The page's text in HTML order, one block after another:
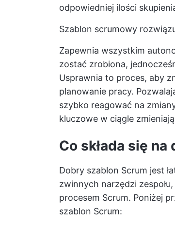
odpowiedniej ilości
Szablon scrumowy
Zapewnia wszystkim
zostać zrobiona,
Usprawnia to proces, aby
planowanie pracy.
szybko reagować na
kluczowe w ciągle
Co składa się
Dobry szablon Scrum jest
zwinnych narzędzi
procesem Scrum. Poniżej
szablon Scrum: